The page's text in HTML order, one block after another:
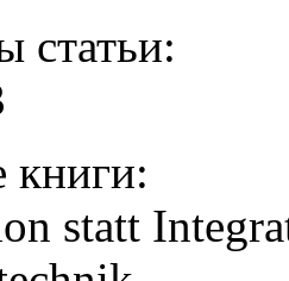
статьи:
книги:
statt